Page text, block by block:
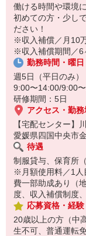
14:30お仕事修了
保育所にお子さまを
☆ココがPoint☆
・職場の近くに保育
り迎えの時間の心配
・保育料補助制度が
・家事・夕食の支度
働ける時間や環境
初めての方・少し
ださい！
※収入補償／月10
※収入補償期間／6
勤務時間・曜日
週5日（平日のみ）
9:00〜14:00/9:00
研修期間：5日
アクセス・勤務
【宅配センター】
愛媛県四国中央市
待遇
制服貸与、保育所
※月額使用料／1人
費一部助成あり（
度、収入補償制度
応募資格・経験
20歳以上の方（中
生不可、普通運転